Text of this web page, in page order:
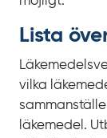
Lista
vilka
läkemedel.